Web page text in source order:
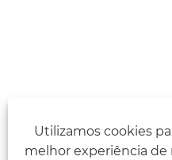
Utilizamos cookies
melhor experiência de